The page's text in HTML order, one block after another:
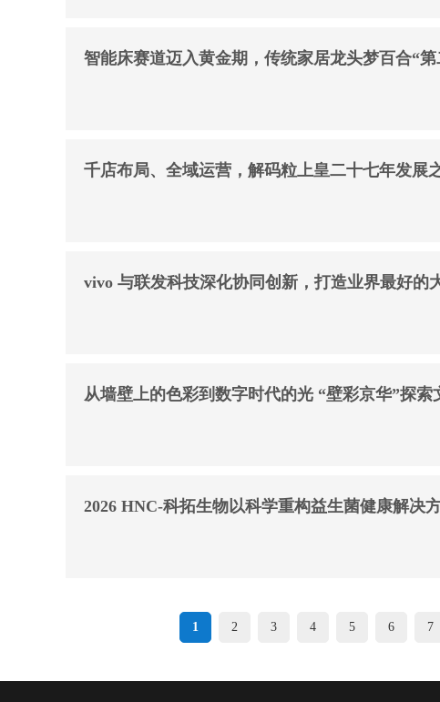
智能床赛道迈入黄金期，传统家居龙头梦百合“
千店布局、全域运营，解码粒上皇二十七年发展
vivo 与联发科技深化协同创新，打造业界最好的
从墙壁上的色彩到数字时代
2026 HNC-科拓生物以科学重构益生菌健康解决
1 2 3 4 5 6 7